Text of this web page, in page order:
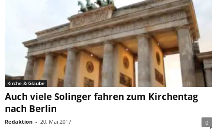
Kirche & Glaube
Auch viele Solinger fahren zum Kirchentag
nach Berlin
Redaktion - 20. Mai 2017 0